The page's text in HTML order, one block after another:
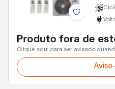
Produto fora de
Clique aqui para ser avisado